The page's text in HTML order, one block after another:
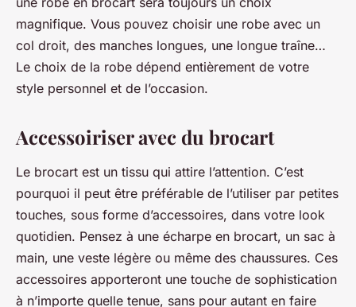
magnifique. Vous pouvez choisir une robe avec un
col droit, des manches longues, une longue traîne…
Le choix de la robe dépend entièrement de votre
style personnel et de l’occasion.
Accessoiriser avec du brocart
Le brocart est un tissu qui attire l’attention. C’est
pourquoi il peut être préférable de l’utiliser par petites
touches, sous forme d’accessoires, dans votre look
quotidien. Pensez à une écharpe en brocart, un sac à
main, une veste légère ou même des chaussures. Ces
accessoires apporteront une touche de sophistication
à n’importe quelle tenue, sans pour autant en faire